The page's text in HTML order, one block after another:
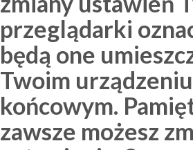
przeglądarki
będą one
Twoim urządzeniu
końcowym.
zawsze możesz